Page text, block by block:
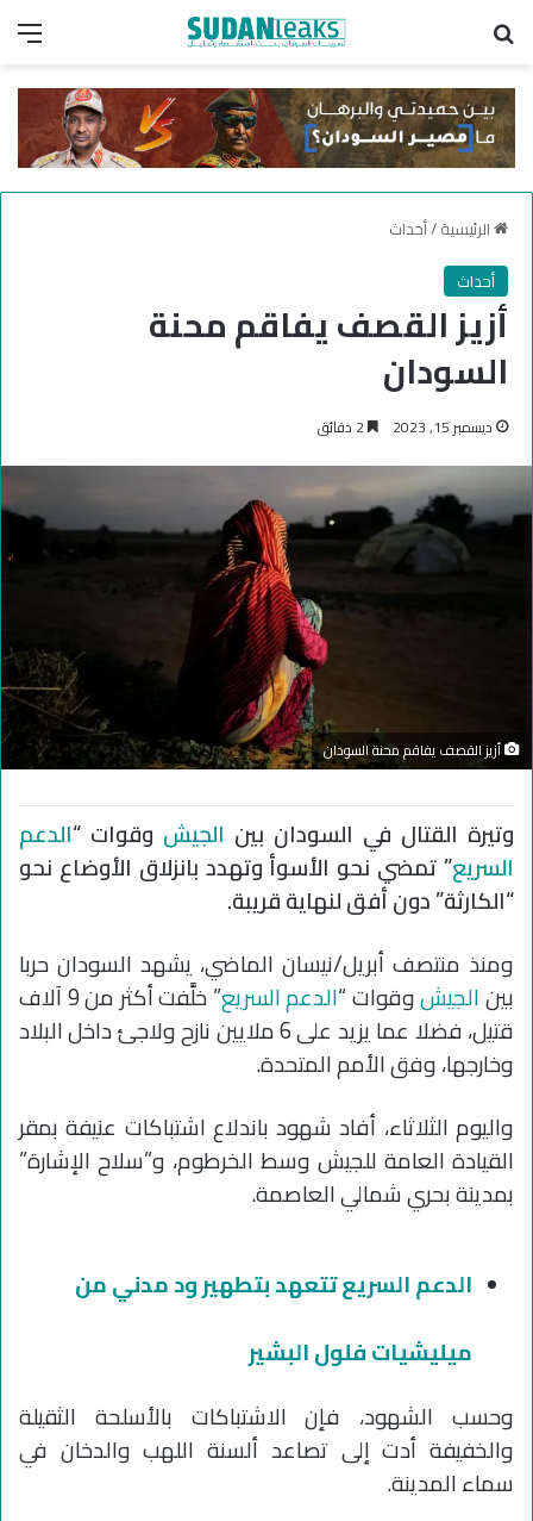
الرئيسية/أحداث
أحداث
أزيز القصف يفاقم محنة
السودان
ديسمبر 15, 2023
أزيز القصف يفاقم محنة السودان
وتيرة القتال في السودان بين الجيش وقوات “الدعم
السريع” تمضي نحو الأسوأ وتهدد بانزلاق الأوضاع نحو
“الكارثة” دون أفق لنهاية قريبة.
ومنذ منتصف أبريل/نيسان الماضي، يشهد السودان حربا
بينالجيشوقوات “الدعم السريع
” خلَّفت أكثر من 9 آلاف
قتيل، فضلا عما يزيد على 6 ملايين نازح ولاجئ داخل البلاد
وخارجها، وفق الأمم المتحدة.
واليوم الثلاثاء، أفاد شهود باندلاع اشتباكات عنيفة بمقر
القيادة العامة للجيش وسط الخرطوم، و”سلاح الإشارة”
بمدينة بحري شمالي العاصمة.
الدعم السريع تتعهد بتطهير ود مدني من
ميليشيات فلول البشير
وحسب الشهود، فإن الاشتباكات بالأسلحة الثقيلة
والخفيفة أدت إلى تصاعد ألسنة اللهب والدخان في
سماء المدينة.